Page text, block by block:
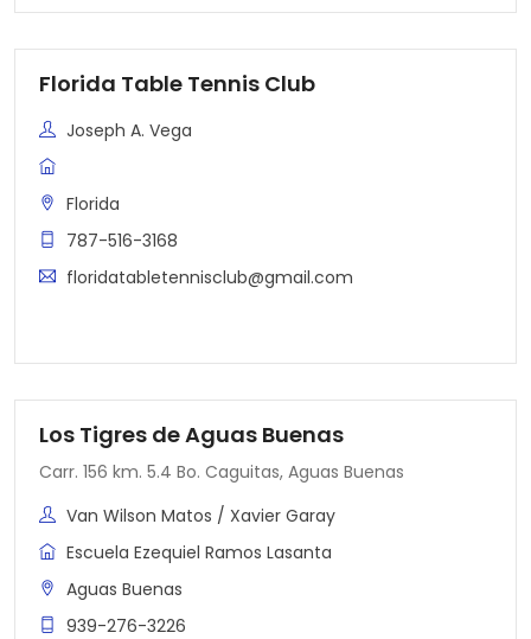
Florida Table Tennis Club
Joseph A. Vega
Florida
787-516-3168
floridatabletennisclub@gmail.com
Los Tigres de Aguas Buenas
Carr. 156 km. 5.4 Bo. Caguitas, Aguas Buenas
Van Wilson Matos / Xavier Garay
Escuela Ezequiel Ramos Lasanta
Aguas Buenas
939-276-3226